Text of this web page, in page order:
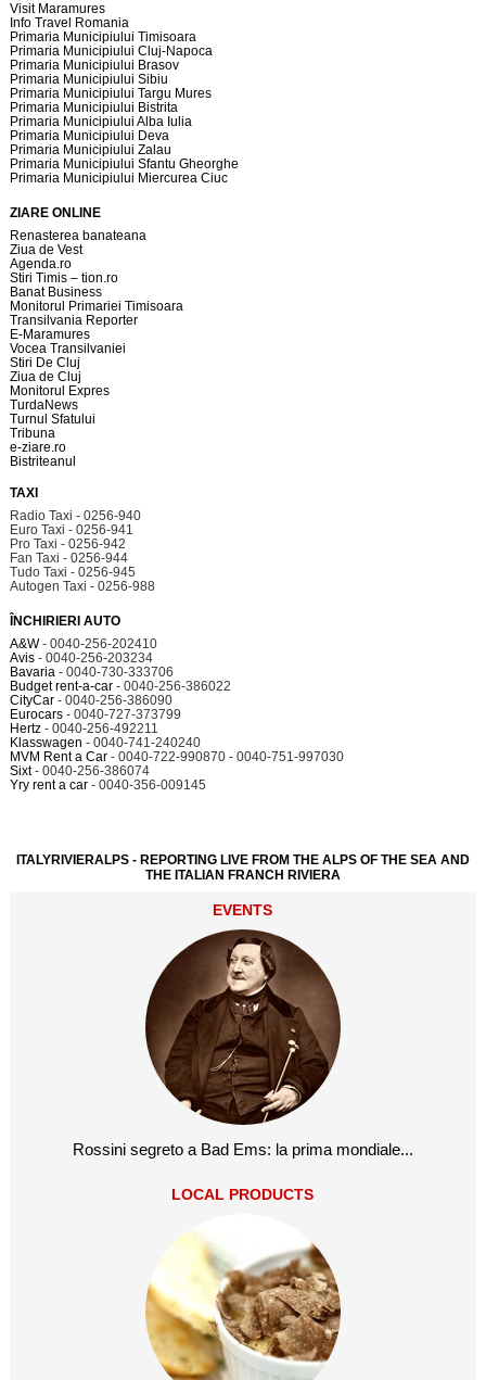
Visit Maramures
Info Travel Romania
Primaria Municipiului Timisoara
Primaria Municipiului Cluj-Napoca
Primaria Municipiului Brasov
Primaria Municipiului Sibiu
Primaria Municipiului Targu Mures
Primaria Municipiului Bistrita
Primaria Municipiului Alba Iulia
Primaria Municipiului Deva
Primaria Municipiului Zalau
Primaria Municipiului Sfantu Gheorghe
Primaria Municipiului Miercurea Ciuc
ZIARE ONLINE
Renasterea banateana
Ziua de Vest
Agenda.ro
Stiri Timis – tion.ro
Banat Business
Monitorul Primariei Timisoara
Transilvania Reporter
E-Maramures
Vocea Transilvaniei
Stiri De Cluj
Ziua de Cluj
Monitorul Expres
TurdaNews
Turnul Sfatului
Tribuna
e-ziare.ro
Bistriteanul
TAXI
Radio Taxi - 0256-940
Euro Taxi - 0256-941
Pro Taxi - 0256-942
Fan Taxi - 0256-944
Tudo Taxi - 0256-945
Autogen Taxi - 0256-988
ÎNCHIRIERI AUTO
A&W- 0040-256-202410
Avis- 0040-256-203234
Bavaria- 0040-730-333706
Budget rent-a-car- 0040-256-386022
CityCar- 0040-256-386090
Eurocars- 0040-727-373799
Hertz- 0040-256-492211
Klasswagen - 0040-741-240240
MVM Rent a Car- 0040-722-990870 - 0040-751-997030
Sixt- 0040-256-386074
Yry rent a car- 0040-356-009145
ITALYRIVIERALPS - REPORTING LIVE FROM THE ALPS OF THE SEA AND
THE ITALIAN FRANCH RIVIERA
EVENTS
Rossini segreto a Bad Ems: la prima mondiale...
LOCAL PRODUCTS